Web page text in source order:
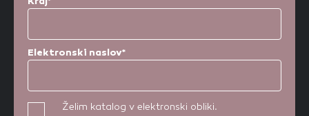
Elektronski naslov*
Želim katalog v elektronski obliki.